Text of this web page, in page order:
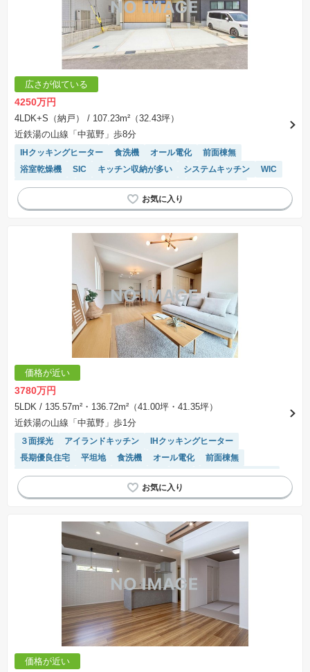
広さが似ている
4250万円
4LDK+S（納戸）
/ 107.23m²（32.43坪）
近鉄湯の山線「中菰野」歩8分
IHクッキングヒーター 食洗機 オール電化
前面棟無
浴室乾燥機
SIC キッチン収納が多い システムキッチン
WIC
対面キッチン
モニター付きインターホン
閑静な住宅地
温水洗浄便座
価格が近い
3780万円
5LDK / 135.57m²・136.72m²（41.00坪・41.35坪）
近鉄湯の山線「中菰野」歩1分
３面採光 アイランドキッチン
IHクッキングヒーター
長期優良住宅
平坦地 食洗機 オール電化
前面棟無
浴室乾燥機
接面道路の幅が６m以上 SIC
キッチン収納が多い
システムキッチン 窓付き浴室
価格が近い